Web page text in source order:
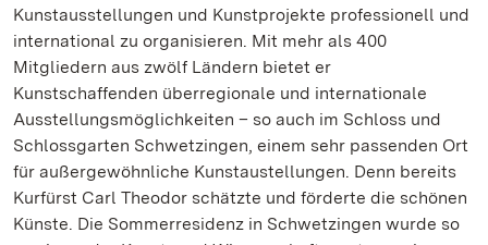
Kunstausstellungen und Kunstprojekte professionell und
international zu organisieren. Mit mehr als 400
Mitgliedern aus zwölf Ländern bietet er
Kunstschaffenden überregionale und internationale
Ausstellungsmöglichkeiten – so auch im Schloss und
Schlossgarten Schwetzingen, einem sehr passenden Ort
für außergewöhnliche Kunstaustellungen. Denn bereits
Kurfürst Carl Theodor schätzte und förderte die schönen
Künste. Die Sommerresidenz in Schwetzingen wurde so